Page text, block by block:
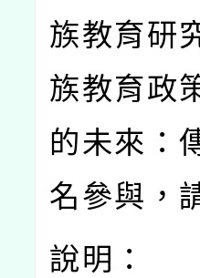
族教育研
族教育政
的未來：
名參與，
說明：